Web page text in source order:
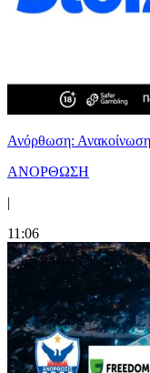
Ανόρθωση: Ανακοίνωση
ΑΝΟΡΘΩΣΗ
|
11:06